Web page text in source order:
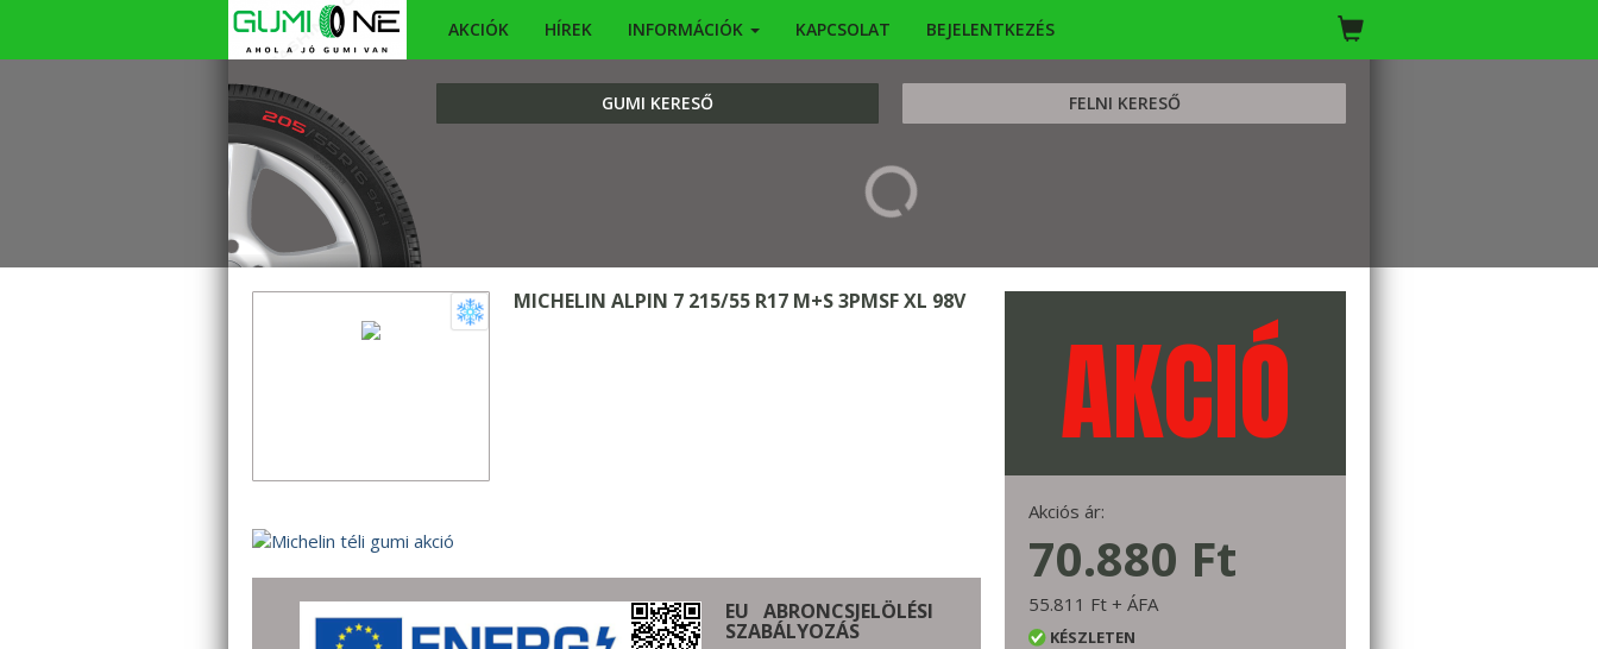
AKCIÓK HÍREK INFORMÁCIÓK KAPCSOLAT BEJELENTKEZÉS
GUMI KERESŐ FELNI KERESŐ
KERESÉS
MICHELIN ALPIN 7 215/55 R17 M+S 3PMSF XL 98V
EU ABRONCSJELÖLÉSI
SZABÁLYOZÁS
AKCIÓ
Akciós ár:
70.880 Ft
55.811 Ft + ÁFA
KÉSZLETEN